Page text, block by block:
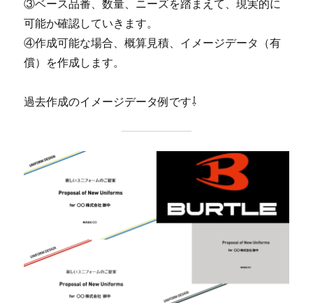
③ベース品番、数量、ニーズを踏まえて、現実的に
可能か確認していきます。
④作成可能な場合、概算見積、イメージデータ（有
償）を作成します。
過去作成のイメージデータ例です⇩